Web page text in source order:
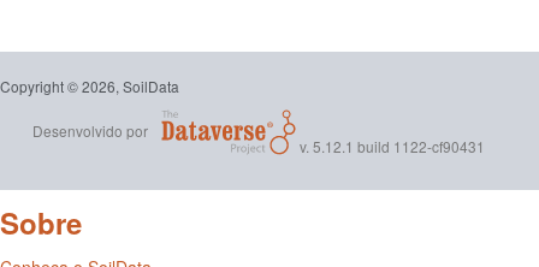
Copyright © 2026, SoilData
Desenvolvido por
v. 5.12.1 build 1122-cf90431
Sobre